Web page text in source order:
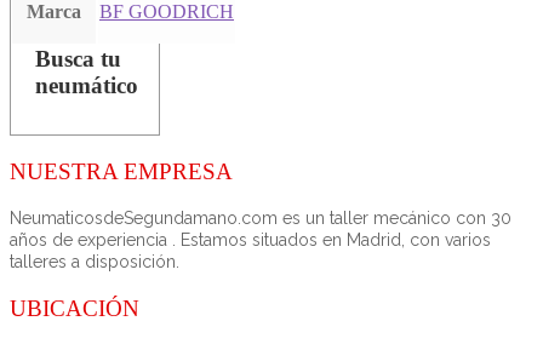
Marca BF GOODRICH
Busca tu
neumático
NUESTRA EMPRESA
NeumaticosdeSegundamano.com es un taller mecánico con 30
años de experiencia . Estamos situados en Madrid, con varios
talleres a disposición.
UBICACIÓN